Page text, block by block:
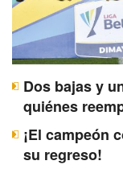
Dos bajas y
quiénes
¡El campeón
su regreso!